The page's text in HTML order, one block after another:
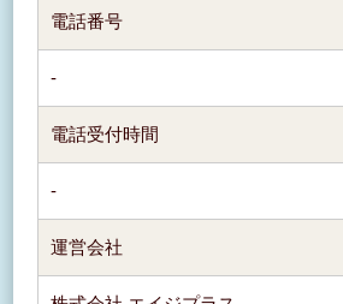
電話番号
-
電話受付時間
-
運営会社